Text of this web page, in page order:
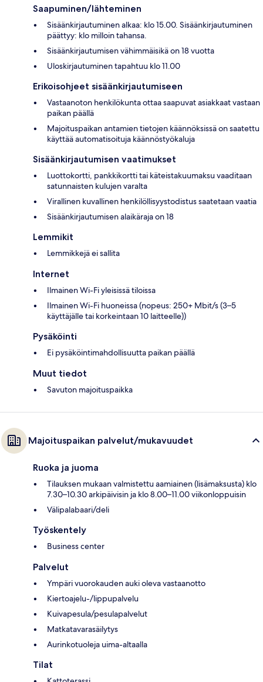
Saapuminen/lähteminen
Sisäänkirjautuminen alkaa: klo 15.00. Sisäänkirjautuminen
päättyy: klo milloin tahansa.
Sisäänkirjautumisen vähimmäisikä on 18 vuotta
Uloskirjautuminen tapahtuu klo 11.00
Erikoisohjeet sisäänkirjautumiseen
Vastaanoton henkilökunta ottaa saapuvat asiakkaat vastaan
paikan päällä
Majoituspaikan antamien tietojen käännöksissä on saatettu
käyttää automatisoituja käännöstyökaluja
Sisäänkirjautumisen vaatimukset
Luottokortti, pankkikortti tai käteistakuumaksu vaaditaan
satunnaisten kulujen varalta
Virallinen kuvallinen henkilöllisyystodistus saatetaan vaatia
Sisäänkirjautumisen alaikäraja on 18
Lemmikit
Lemmikkejä ei sallita
Internet
Ilmainen Wi-Fi yleisissä tiloissa
Ilmainen Wi-Fi huoneissa (nopeus: 250+ Mbit/s (3–5
käyttäjälle tai korkeintaan 10 laitteelle))
Pysäköinti
Ei pysäköintimahdollisuutta paikan päällä
Muut tiedot
Savuton majoituspaikka
Majoituspaikan palvelut/mukavuudet
Ruoka ja juoma
Tilauksen mukaan valmistettu aamiainen (lisämaksusta) klo
7.30–10.30 arkipäivisin ja klo 8.00–11.00 viikonloppuisin
Välipalabaari/deli
Työskentely
Business center
Palvelut
Ympäri vuorokauden auki oleva vastaanotto
Kiertoajelu-/lippupalvelu
Kuivapesula/pesulapalvelut
Matkatavarasäilytys
Aurinkotuoleja uima-altaalla
Tilat